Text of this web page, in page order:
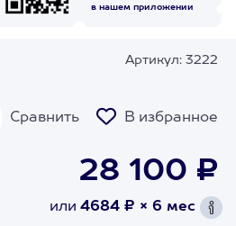
в нашем приложении
Артикул: 3222
Сравнить В избранное
28 100 ₽
или 4684 ₽ × 6 мес